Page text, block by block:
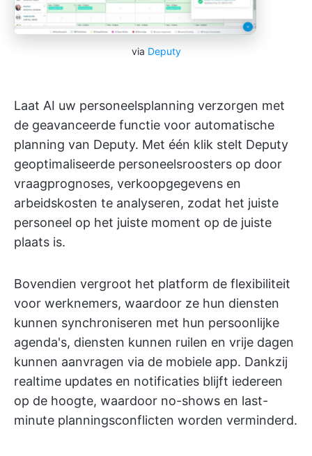
via Deputy
Laat AI uw personeelsplanning verzorgen met
de geavanceerde functie voor automatische
planning van Deputy. Met één klik stelt Deputy
geoptimaliseerde personeelsroosters op door
vraagprognoses, verkoopgegevens en
arbeidskosten te analyseren, zodat het juiste
personeel op het juiste moment op de juiste
plaats is.
Bovendien vergroot het platform de flexibiliteit
voor werknemers, waardoor ze hun diensten
kunnen synchroniseren met hun persoonlijke
agenda's, diensten kunnen ruilen en vrije dagen
kunnen aanvragen via de mobiele app. Dankzij
realtime updates en notificaties blijft iedereen
op de hoogte, waardoor no-shows en last-
minute planningsconflicten worden verminderd.